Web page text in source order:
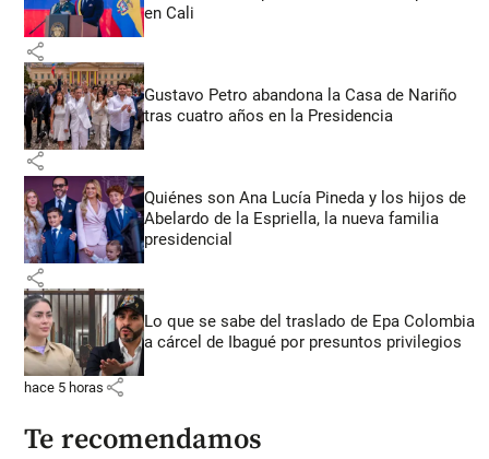
en Cali
share
Gustavo Petro abandona la Casa de Nariño
tras cuatro años en la Presidencia
share
Quiénes son Ana Lucía Pineda y los hijos de
Abelardo de la Espriella, la nueva familia
presidencial
share
Lo que se sabe del traslado de Epa Colombia
a cárcel de Ibagué por presuntos privilegios
hace 5 horas share
Te recomendamos